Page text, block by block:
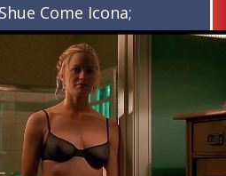
Come Icona;